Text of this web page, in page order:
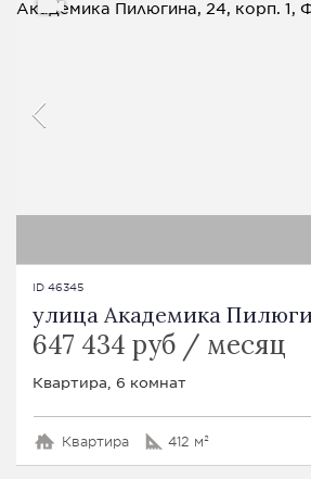
ID 46345
улица Академика
647 434 руб / месяц
Квартира, 6 комнат
Квартира 412 м²